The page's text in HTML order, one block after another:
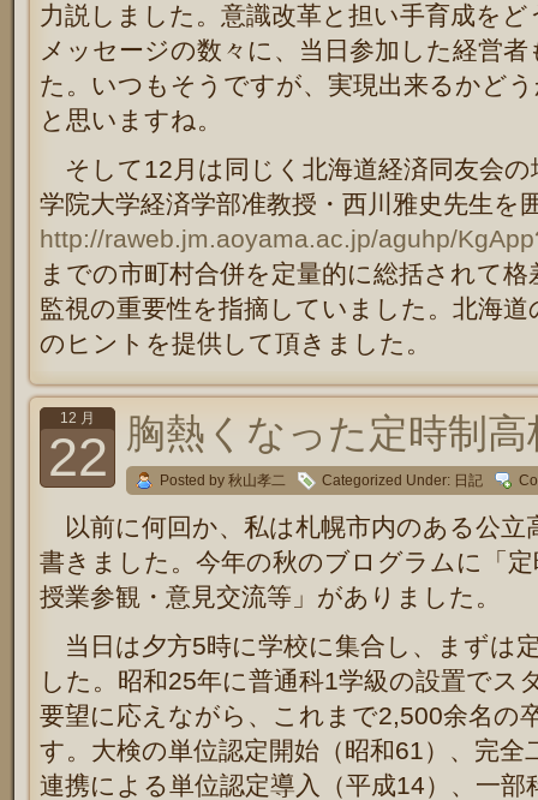
力説しました。意識改革と担い手育成を
メッセージの数々に、当日参加した経営
た。いつもそうですが、実現出来るかど
と思いますね。
そして12月は同じく北海道経済同友会の
学院大学経済学部准教授・西川雅史先生を
http://raweb.jm.aoyama.ac.jp/aguhp/
までの市町村合併を定量的に総括されて
監視の重要性を指摘していました。北海
のヒントを提供して頂きました。
12 月
22 胸熱くなった定時制
Posted by 秋山孝二 Categorized Under: 日記
以前に何回か、私は札幌市内のある公立
書きました。今年の秋のブログラムに「
授業参観・意見交流等」がありました。
当日は夕方5時に学校に集合し、まずは
した。昭和25年に普通科1学級の設置でス
要望に応えながら、これまで2,500余名の
す。大検の単位認定開始（昭和61）、完全
連携による単位認定導入（平成14）、一部